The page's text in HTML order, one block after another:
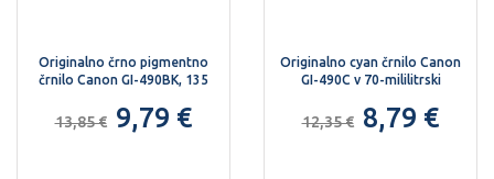
Originalno črno pigmentno
črnilo Canon GI-490BK, 135
13,85 € 9,79 €
Originalno cyan črnilo Canon
GI-490C v 70-mililitrski
12,35 € 8,79 €